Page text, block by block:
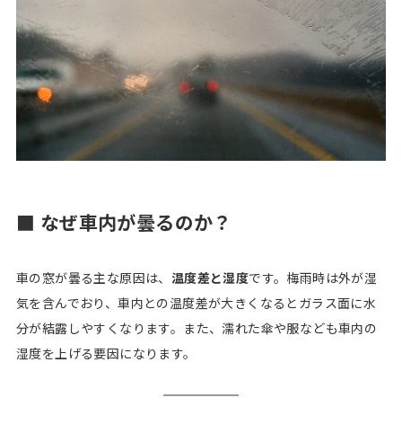
■ なぜ車内が曇るのか？
車の窓が曇る主な原因は、 温度差と湿度です。梅雨時は外が湿
気を含んでおり、車内との温度差が大きくなるとガラス面に水
分が結露しやすくなります。また、濡れた傘や服なども車内の
湿度を上げる要因になります。